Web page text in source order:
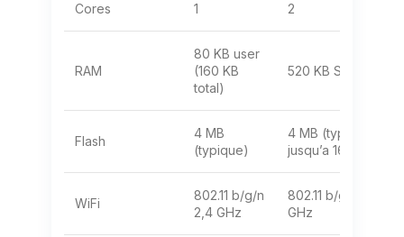
Cores 1 2
RAM
80 KB user
(160 KB
total)
520 KB SRAM
Flash
4 MB
(typique)
4 MB (typique,
jusqu’a 16 MB)
WiFi
802.11 b/g/n
2,4 GHz
802.11 b/g/n 2,4
GHz